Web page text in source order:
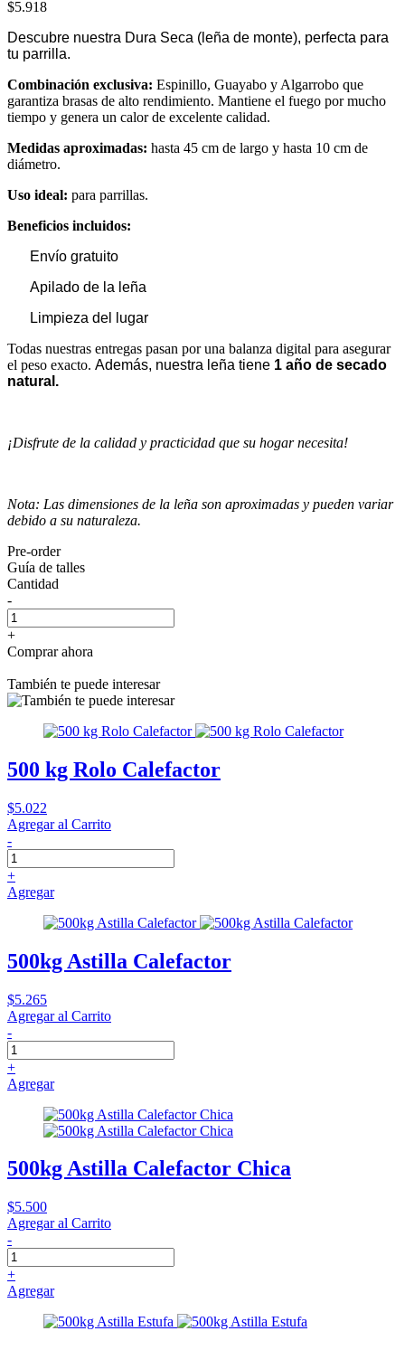
$5.918
Descubre nuestra Dura Seca (leña de monte), perfecta para
tu parrilla.
Combinación exclusiva: Espinillo, Guayabo y Algarrobo que
garantiza brasas de alto rendimiento. Mantiene el fuego por mucho
tiempo y genera un calor de excelente calidad.
Medidas aproximadas: hasta 45 cm de largo y hasta 10 cm de
diámetro.
Uso ideal: para parrillas.
Beneficios incluidos:
Envío gratuito
Apilado de la leña
Limpieza del lugar
Todas nuestras entregas pasan por una balanza digital para asegurar
el peso exacto. Además, nuestra leña tiene 1 año de secado
natural.
¡Disfrute de la calidad y practicidad que su hogar necesita!
Nota: Las dimensiones de la leña son aproximadas y pueden variar
debido a su naturaleza.
Pre-order
Guía de talles
Cantidad
-
+
Comprar ahora
También te puede interesar
500 kg Rolo Calefactor
$5.022
Agregar al Carrito
-
+
Agregar
500kg Astilla Calefactor
$5.265
Agregar al Carrito
-
+
Agregar
500kg Astilla Calefactor Chica
$5.500
Agregar al Carrito
-
+
Agregar